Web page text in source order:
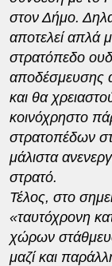
στον Δήμο.
αποτελεί απλά
στρατόπεδο
αποδέσμευσης
και θα
κοινόχρηστο
στρατοπέδων
μάλιστα
στρατό.
Τέλος, στο
«ταυτόχρονη
χώρων
μαζί και